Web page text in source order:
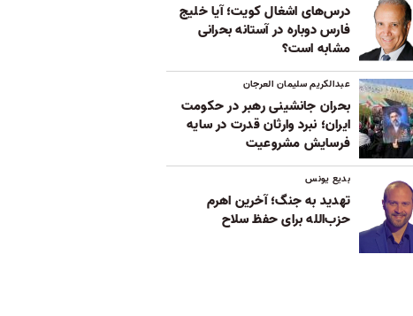
درس‌های اشغال کویت؛ آیا خلیج
فارس دوباره در آستانه بحرانی
مشابه است؟
عبدالکریم سلیمان العرجان
بحران جانشینی رهبر در حکومت
ایران؛ نبرد وارثان قدرت در سایه
فرسایش مشروعیت
بدیع یونس
تهدید به جنگ؛ آخرین اهرم
حزب‌الله برای حفظ سلاح